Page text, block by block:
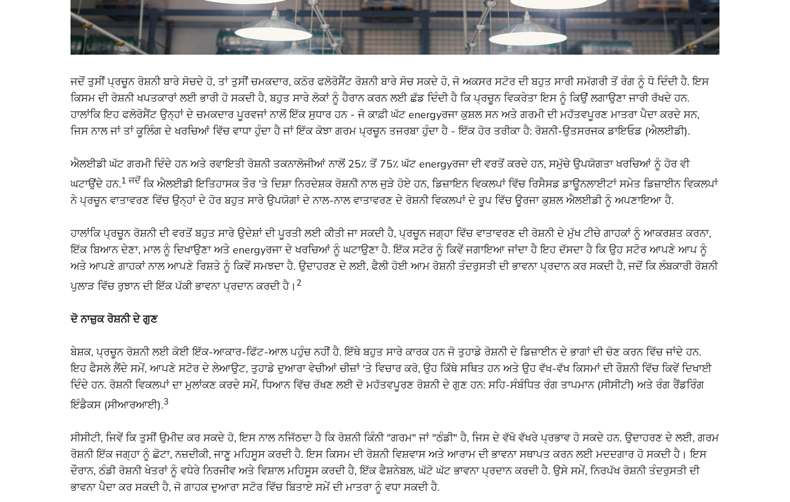
ਜਦੋਂ ਤੁਸੀਂ ਪ੍ਰਚੂਨ ਰੋਸ਼ਨੀ ਬਾਰੇ ਸੋਚਦੇ ਹੋ, ਤਾਂ ਤੁਸੀਂ ਚਮਕਦਾਰ, ਕਠੋਰ ਫਲੋਰੋਸੈਂਟ ਰੋਸ਼ਨੀ ਬਾਰੇ ਸੋਚ ਸਕਦੇ ਹੋ, ਜੋ ਅਕਸਰ ਸਟੋਰ ਦੀ ਬਹੁਤ ਸਾਰੀ ਸਮੱਗਰੀ ਤੋਂ ਰੰਗ ਨੂੰ ਧੋ ਦਿੰਦੀ ਹੈ. ਇਸ
ਕਿਸਮ ਦੀ ਰੋਸ਼ਨੀ ਖਪਤਕਾਰਾਂ ਲਈ ਭਾਰੀ ਹੋ ਸਕਦੀ ਹੈ, ਬਹੁਤ ਸਾਰੇ ਲੋਕਾਂ ਨੂੰ ਹੈਰਾਨ ਕਰਨ ਲਈ ਛੱਡ ਦਿੰਦੀ ਹੈ ਕਿ ਪ੍ਰਚੂਨ ਵਿਕਰੇਤਾ ਇਸ ਨੂੰ ਕਿਉਂ ਲਗਾਉਣਾ ਜਾਰੀ ਰੱਖਦੇ ਹਨ.
ਹਾਲਾਂਕਿ ਇਹ ਫਲੋਰੋਸੈਂਟ ਉਨ੍ਹਾਂ ਦੇ ਚਮਕਦਾਰ ਪੂਰਵਜਾਂ ਨਾਲੋਂ ਇੱਕ ਸੁਧਾਰ ਹਨ - ਜੋ ਕਾਫ਼ੀ ਘੱਟ energyਰਜਾ ਕੁਸ਼ਲ ਸਨ ਅਤੇ ਗਰਮੀ ਦੀ ਮਹੱਤਵਪੂਰਣ ਮਾਤਰਾ ਪੈਦਾ ਕਰਦੇ ਸਨ,
ਜਿਸ ਨਾਲ ਜਾਂ ਤਾਂ ਕੂਲਿੰਗ ਦੇ ਖਰਚਿਆਂ ਵਿੱਚ ਵਾਧਾ ਹੁੰਦਾ ਹੈ ਜਾਂ ਇੱਕ ਕੋਝਾ ਗਰਮ ਪ੍ਰਚੂਨ ਤਜਰਬਾ ਹੁੰਦਾ ਹੈ - ਇੱਕ ਹੋਰ ਤਰੀਕਾ ਹੈ: ਰੋਸ਼ਨੀ-ਉਤਸਰਜਕ ਡਾਇਓਡ (ਐਲਈਡੀ).
ਐਲਈਡੀ ਘੱਟ ਗਰਮੀ ਦਿੰਦੇ ਹਨ ਅਤੇ ਰਵਾਇਤੀ ਰੋਸ਼ਨੀ ਤਕਨਾਲੋਜੀਆਂ ਨਾਲੋਂ 25٪ ਤੋਂ 75٪ ਘੱਟ energyਰਜਾ ਦੀ ਵਰਤੋਂ ਕਰਦੇ ਹਨ, ਸਮੁੱਚੇ ਉਪਯੋਗਤਾ ਖਰਚਿਆਂ ਨੂੰ ਹੋਰ ਵੀ
ਘਟਾਉਂਦੇ ਹਨ.1 ਜਦੋਂ ਕਿ ਐਲਈਡੀ ਇਤਿਹਾਸਕ ਤੌਰ 'ਤੇ ਦਿਸ਼ਾ ਨਿਰਦੇਸ਼ਕ ਰੋਸ਼ਨੀ ਨਾਲ ਜੁੜੇ ਹੋਏ ਹਨ, ਡਿਜ਼ਾਇਨ ਵਿਕਲਪਾਂ ਵਿੱਚ ਰਿਸੈਸਡ ਡਾਊਨਲਾਈਟਾਂ ਸਮੇਤ ਡਿਜ਼ਾਈਨ ਵਿਕਲਪਾਂ
ਨੇ ਪ੍ਰਚੂਨ ਵਾਤਾਵਰਣ ਵਿੱਚ ਉਨ੍ਹਾਂ ਦੇ ਹੋਰ ਬਹੁਤ ਸਾਰੇ ਉਪਯੋਗਾਂ ਦੇ ਨਾਲ-ਨਾਲ ਵਾਤਾਵਰਣ ਦੇ ਰੋਸ਼ਨੀ ਵਿਕਲਪਾਂ ਦੇ ਰੂਪ ਵਿੱਚ ਊਰਜਾ ਕੁਸ਼ਲ ਐਲਈਡੀ ਨੂੰ ਅਪਣਾਇਆ ਹੈ.
ਹਾਲਾਂਕਿ ਪ੍ਰਚੂਨ ਰੋਸ਼ਨੀ ਦੀ ਵਰਤੋਂ ਬਹੁਤ ਸਾਰੇ ਉਦੇਸ਼ਾਂ ਦੀ ਪੂਰਤੀ ਲਈ ਕੀਤੀ ਜਾ ਸਕਦੀ ਹੈ, ਪ੍ਰਚੂਨ ਜਗ੍ਹਾ ਵਿੱਚ ਵਾਤਾਵਰਣ ਦੀ ਰੋਸ਼ਨੀ ਦੇ ਮੁੱਖ ਟੀਚੇ ਗਾਹਕਾਂ ਨੂੰ ਆਕਰਸ਼ਤ ਕਰਨਾ,
ਇੱਕ ਬਿਆਨ ਦੇਣਾ, ਮਾਲ ਨੂੰ ਦਿਖਾਉਣਾ ਅਤੇ energyਰਜਾ ਦੇ ਖਰਚਿਆਂ ਨੂੰ ਘਟਾਉਣਾ ਹੈ. ਇੱਕ ਸਟੋਰ ਨੂੰ ਕਿਵੇਂ ਜਗਾਇਆ ਜਾਂਦਾ ਹੈ ਇਹ ਦੱਸਦਾ ਹੈ ਕਿ ਉਹ ਸਟੋਰ ਆਪਣੇ ਆਪ ਨੂੰ
ਅਤੇ ਆਪਣੇ ਗਾਹਕਾਂ ਨਾਲ ਆਪਣੇ ਰਿਸ਼ਤੇ ਨੂੰ ਕਿਵੇਂ ਸਮਝਦਾ ਹੈ. ਉਦਾਹਰਣ ਦੇ ਲਈ, ਫੈਲੀ ਹੋਈ ਆਮ ਰੋਸ਼ਨੀ ਤੰਦਰੁਸਤੀ ਦੀ ਭਾਵਨਾ ਪ੍ਰਦਾਨ ਕਰ ਸਕਦੀ ਹੈ, ਜਦੋਂ ਕਿ ਲੰਬਕਾਰੀ ਰੋਸ਼ਨੀ
ਪੁਲਾੜ ਵਿੱਚ ਰੁਝਾਨ ਦੀ ਇੱਕ ਪੱਕੀ ਭਾਵਨਾ ਪ੍ਰਦਾਨ ਕਰਦੀ ਹੈ। 2
ਦੋ ਨਾਜ਼ੁਕ ਰੋਸ਼ਨੀ ਦੇ ਗੁਣ
ਬੇਸ਼ਕ, ਪ੍ਰਚੂਨ ਰੋਸ਼ਨੀ ਲਈ ਕੋਈ ਇੱਕ-ਆਕਾਰ-ਫਿੱਟ-ਆਲ ਪਹੁੰਚ ਨਹੀਂ ਹੈ. ਇੱਥੇ ਬਹੁਤ ਸਾਰੇ ਕਾਰਕ ਹਨ ਜੋ ਤੁਹਾਡੇ ਰੋਸ਼ਨੀ ਦੇ ਡਿਜ਼ਾਈਨ ਦੇ ਭਾਗਾਂ ਦੀ ਚੋਣ ਕਰਨ ਵਿੱਚ ਜਾਂਦੇ ਹਨ.
ਇਹ ਫੈਸਲੇ ਲੈਂਦੇ ਸਮੇਂ, ਆਪਣੇ ਸਟੋਰ ਦੇ ਲੇਆਉਟ, ਤੁਹਾਡੇ ਦੁਆਰਾ ਵੇਚੀਆਂ ਚੀਜ਼ਾਂ 'ਤੇ ਵਿਚਾਰ ਕਰੋ, ਉਹ ਕਿੱਥੇ ਸਥਿਤ ਹਨ ਅਤੇ ਉਹ ਵੱਖ-ਵੱਖ ਕਿਸਮਾਂ ਦੀ ਰੌਸ਼ਨੀ ਵਿੱਚ ਕਿਵੇਂ ਦਿਖਾਈ
ਦਿੰਦੇ ਹਨ. ਰੋਸ਼ਨੀ ਵਿਕਲਪਾਂ ਦਾ ਮੁਲਾਂਕਣ ਕਰਦੇ ਸਮੇਂ, ਧਿਆਨ ਵਿੱਚ ਰੱਖਣ ਲਈ ਦੋ ਮਹੱਤਵਪੂਰਣ ਰੋਸ਼ਨੀ ਦੇ ਗੁਣ ਹਨ: ਸਹਿ-ਸੰਬੰਧਿਤ ਰੰਗ ਤਾਪਮਾਨ (ਸੀਸੀਟੀ) ਅਤੇ ਰੰਗ ਰੈਂਡਰਿੰਗ
ਇੰਡੈਕਸ (ਸੀਆਰਆਈ).3
ਸੀਸੀਟੀ, ਜਿਵੇਂ ਕਿ ਤੁਸੀਂ ਉਮੀਦ ਕਰ ਸਕਦੇ ਹੋ, ਇਸ ਨਾਲ ਨਜਿੱਠਦਾ ਹੈ ਕਿ ਰੋਸ਼ਨੀ ਕਿੰਨੀ "ਗਰਮ" ਜਾਂ "ਠੰਡੀ" ਹੈ, ਜਿਸ ਦੇ ਵੱਖੋ ਵੱਖਰੇ ਪ੍ਰਭਾਵ ਹੋ ਸਕਦੇ ਹਨ. ਉਦਾਹਰਣ ਦੇ ਲਈ, ਗਰਮ
ਰੋਸ਼ਨੀ ਇੱਕ ਜਗ੍ਹਾ ਨੂੰ ਛੋਟਾ, ਨਜ਼ਦੀਕੀ, ਜਾਣੂ ਮਹਿਸੂਸ ਕਰਦੀ ਹੈ. ਇਸ ਕਿਸਮ ਦੀ ਰੋਸ਼ਨੀ ਵਿਸ਼ਵਾਸ ਅਤੇ ਆਰਾਮ ਦੀ ਭਾਵਨਾ ਸਥਾਪਤ ਕਰਨ ਲਈ ਮਦਦਗਾਰ ਹੋ ਸਕਦੀ ਹੈ। ਇਸ
ਦੌਰਾਨ, ਠੰਡੀ ਰੋਸ਼ਨੀ ਖੇਤਰਾਂ ਨੂੰ ਵਧੇਰੇ ਨਿਰਜੀਵ ਅਤੇ ਵਿਸ਼ਾਲ ਮਹਿਸੂਸ ਕਰਦੀ ਹੈ, ਇੱਕ ਫੈਸ਼ਨੇਬਲ, ਘੱਟੋ ਘੱਟ ਭਾਵਨਾ ਪ੍ਰਦਾਨ ਕਰਦੀ ਹੈ. ਉਸੇ ਸਮੇਂ, ਨਿਰਪੱਖ ਰੋਸ਼ਨੀ ਤੰਦਰੁਸਤੀ ਦੀ
ਭਾਵਨਾ ਪੈਦਾ ਕਰ ਸਕਦੀ ਹੈ, ਜੋ ਗਾਹਕ ਦੁਆਰਾ ਸਟੋਰ ਵਿੱਚ ਬਿਤਾਏ ਸਮੇਂ ਦੀ ਮਾਤਰਾ ਨੂੰ ਵਧਾ ਸਕਦੀ ਹੈ.